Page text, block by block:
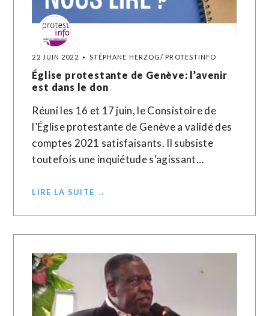
22 JUIN 2022 STÉPHANE HERZOG/ PROTESTINFO
Église protestante de Genève: l’avenir
est dans le don
Réuni les 16 et 17 juin, le Consistoire de
l’Église protestante de Genève a validé des
comptes 2021 satisfaisants. Il subsiste
toutefois une inquiétude s'agissant…
LIRE LA SUITE →